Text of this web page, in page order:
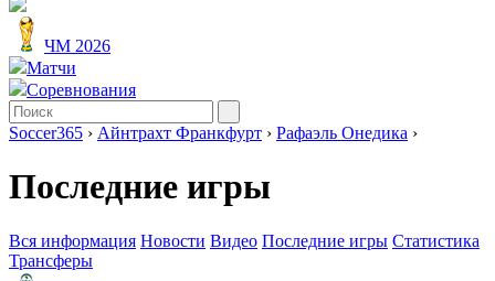
ЧМ 2026
Матчи
Соревнования
Soccer365 › Айнтрахт Франкфурт › Рафаэль Онедика ›
Последние игры
Вся информация Новости Видео Последние игры Статистика
Трансферы